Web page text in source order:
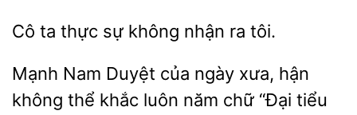
Cô ta thực không tôi.
Duyệt của ngày xưa, hận
không thể khắc luôn năm chữ “Đại tiểu